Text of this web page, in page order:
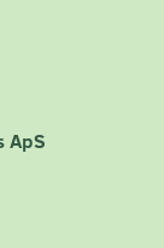
ApS